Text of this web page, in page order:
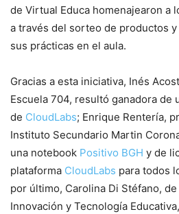
de Virtual Educa homenajearon a
a través del sorteo de productos
sus prácticas en el aula.
Gracias a esta iniciativa, Inés
Escuela 704, resultó ganadora de
de CloudLabs; Enrique Rentería,
Instituto Secundario Martin
una notebook Positivo BGH y de
plataforma CloudLabs para todos
por último, Carolina Di Stéfano,
Innovación y Tecnología